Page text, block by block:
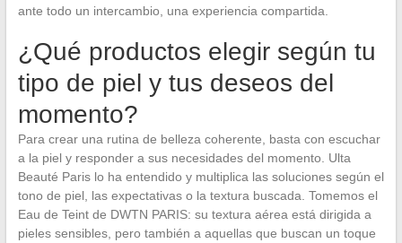
ante todo un intercambio, una experiencia compartida.
¿Qué productos elegir según tu
tipo de piel y tus deseos del
momento?
Para crear una rutina de belleza coherente, basta con escuchar
a la piel y responder a sus necesidades del momento. Ulta
Beauté Paris lo ha entendido y multiplica las soluciones según el
tono de piel, las expectativas o la textura buscada. Tomemos el
Eau de Teint de DWTN PARIS: su textura aérea está dirigida a
pieles sensibles, pero también a aquellas que buscan un toque